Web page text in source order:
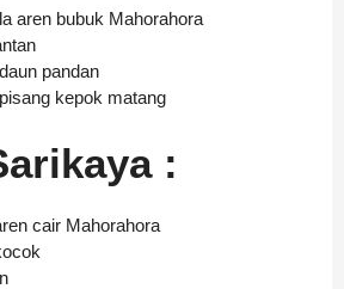
aren bubuk Mahorahora
pandan
kepok matang
:
cair Mahorahora